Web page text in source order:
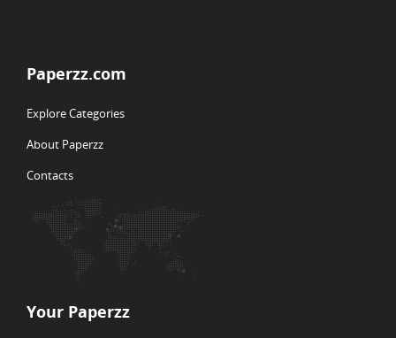
Paperzz.com
Explore Categories
About Paperzz
Contacts
Your Paperzz